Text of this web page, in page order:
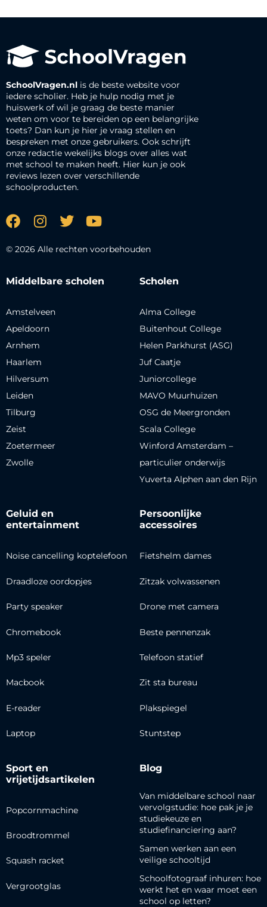
SchoolVragen.nl is de beste website voor
iedere scholier. Heb je hulp nodig met je
huiswerk of wil je graag de beste manier
weten om voor te bereiden op een belangrijke
toets? Dan kun je hier je vraag stellen en
bespreken met onze gebruikers. Ook schrijft
onze redactie wekelijks blogs over alles wat
met school te maken heeft. Hier kun je ook
reviews lezen over verschillende
schoolproducten.
© 2026 Alle rechten voorbehouden
Middelbare scholen
Amstelveen
Apeldoorn
Arnhem
Haarlem
Hilversum
Leiden
Tilburg
Zeist
Zoetermeer
Zwolle
Scholen
Alma College
Buitenhout College
Helen Parkhurst (ASG)
Juf Caatje
Juniorcollege
MAVO Muurhuizen
OSG de Meergronden
Scala College
Winford Amsterdam –
particulier onderwijs
Yuverta Alphen aan den Rijn
Geluid en
entertainment
Noise cancelling koptelefoon
Draadloze oordopjes
Party speaker
Chromebook
Mp3 speler
Macbook
E-reader
Laptop
Persoonlijke
accessoires
Fietshelm dames
Zitzak volwassenen
Drone met camera
Beste pennenzak
Telefoon statief
Zit sta bureau
Plakspiegel
Stuntstep
Sport en
vrijetijdsartikelen
Popcornmachine
Broodtrommel
Squash racket
Vergrootglas
Blog
Van middelbare school naar
vervolgstudie: hoe pak je je
studiekeuze en
studiefinanciering aan?
Samen werken aan een
veilige schooltijd
Schoolfotograaf inhuren: hoe
werkt het en waar moet een
school op letten?